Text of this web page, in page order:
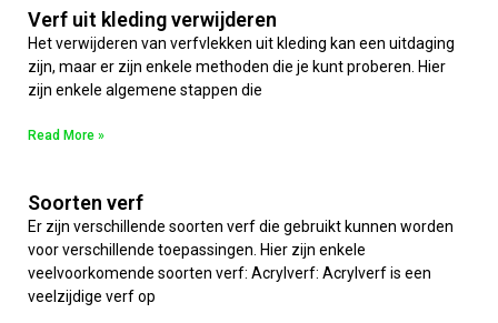
Verf uit kleding verwijderen
Het verwijderen van verfvlekken uit kleding kan een uitdaging
zijn, maar er zijn enkele methoden die je kunt proberen. Hier
zijn enkele algemene stappen die
Read More »
Soorten verf
Er zijn verschillende soorten verf die gebruikt kunnen worden
voor verschillende toepassingen. Hier zijn enkele
veelvoorkomende soorten verf: Acrylverf: Acrylverf is een
veelzijdige verf op